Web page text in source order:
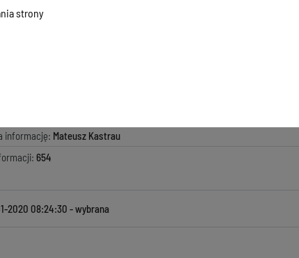
informację:
informację: Mateusz Kastrau
654
2020 08:24:30
strony